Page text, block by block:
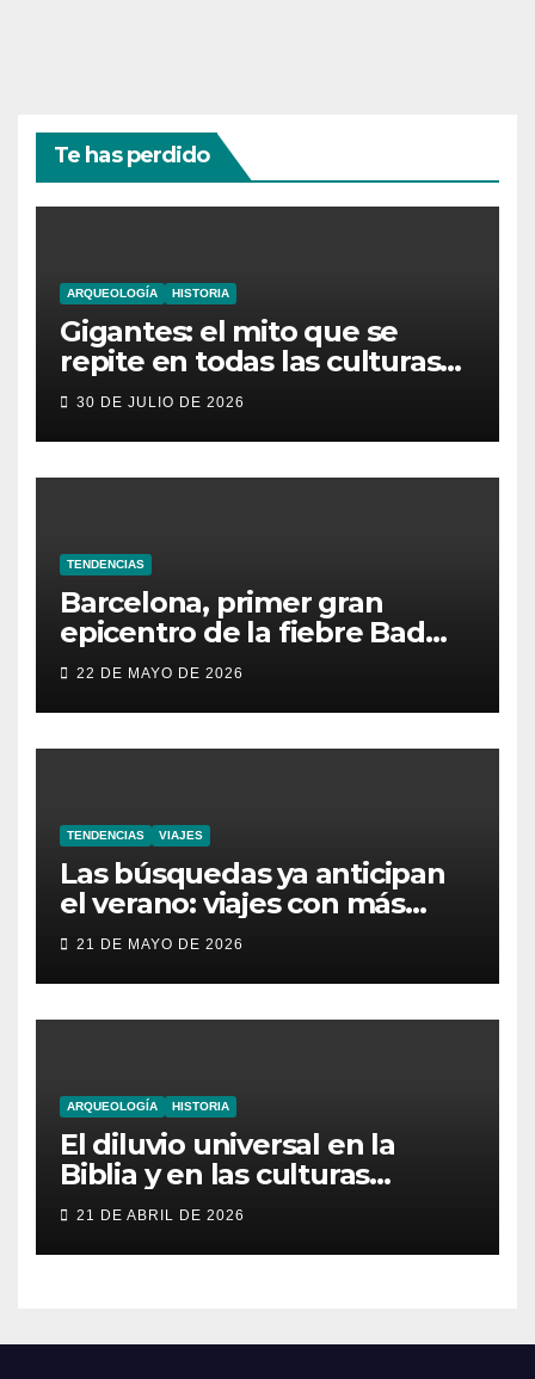
Te has perdido
ARQUEOLOGÍA HISTORIA
Gigantes: el mito que se
repite en todas las culturas
del mundo
30 DE JULIO DE 2026
TENDENCIAS
Barcelona, primer gran
epicentro de la fiebre Bad
Bunny en España
22 DE MAYO DE 2026
TENDENCIAS VIAJES
Las búsquedas ya anticipan
el verano: viajes con más
aventura, moda inesperada y
21 DE MAYO DE 2026
ARQUEOLOGÍA HISTORIA
El diluvio universal en la
Biblia y en las culturas
antiguas
21 DE ABRIL DE 2026